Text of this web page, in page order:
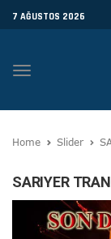
7 AĞUSTOS 2026
Toggle
Home Slider
SARIYER